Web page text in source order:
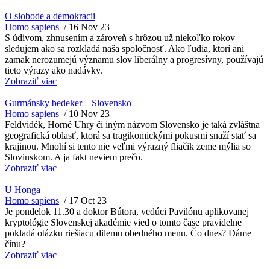
O slobode a demokracii
Homo sapiens / 16 Nov 23
S údivom, zhnusením a zároveň s hrôzou už niekoľko rokov
sledujem ako sa rozkladá naša spoločnosť. Ako ľudia, ktorí ani
zamak nerozumejú významu slov liberálny a progresívny, používajú
tieto výrazy ako nadávky.
Zobraziť viac
Gurmánsky bedeker – Slovensko
Homo sapiens / 10 Nov 23
Feldvidék, Horné Uhry či iným názvom Slovensko je taká zvláštna
geografická oblasť, ktorá sa tragikomickými pokusmi snaží stať sa
krajinou. Mnohí si tento nie veľmi výrazný fliačik zeme mýlia so
Slovinskom. A ja fakt neviem prečo.
Zobraziť viac
U Honga
Homo sapiens / 17 Oct 23
Je pondelok 11.30 a doktor Bútora, vedúci Pavilónu aplikovanej
kryptológie Slovenskej akadémie vied o tomto čase pravidelne
pokladá otázku riešiacu dilemu obedného menu. Čo dnes? Dáme
čínu?
Zobraziť viac